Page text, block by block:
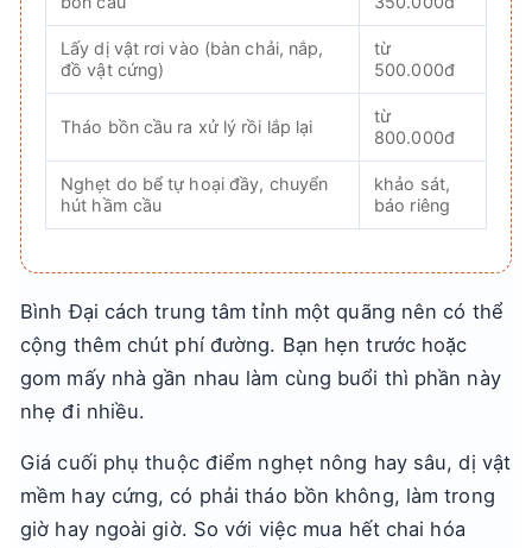
Lấy dị vật rơi vào (bàn chải, nắp,
đồ vật cứng)
từ
500.000đ
Tháo bồn cầu ra xử lý rồi lắp lại
từ
800.000đ
Nghẹt do bể tự hoại đầy, chuyển
hút hầm cầu
khảo sát,
báo riêng
Bình Đại cách trung tâm tỉnh một quãng nên có thể
cộng thêm chút phí đường. Bạn hẹn trước hoặc
gom mấy nhà gần nhau làm cùng buổi thì phần này
nhẹ đi nhiều.
Giá cuối phụ thuộc điểm nghẹt nông hay sâu, dị vật
mềm hay cứng, có phải tháo bồn không, làm trong
giờ hay ngoài giờ. So với việc mua hết chai hóa